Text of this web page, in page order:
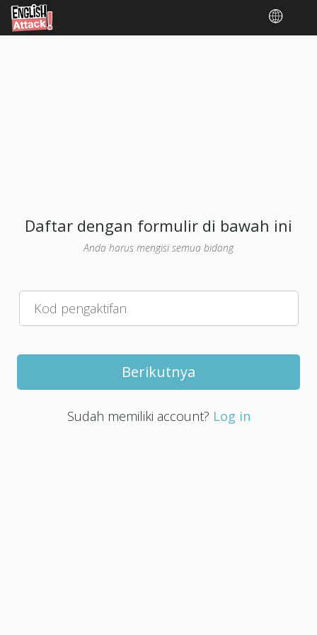
Daftar dengan formulir di bawah ini
Anda harus mengisi semua bidang
Sudah memiliki account? Log in